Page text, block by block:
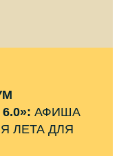
АФИША
ЛЕТА ДЛЯ